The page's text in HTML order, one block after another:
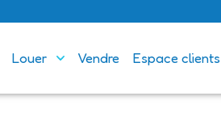
louer vendre espace clients